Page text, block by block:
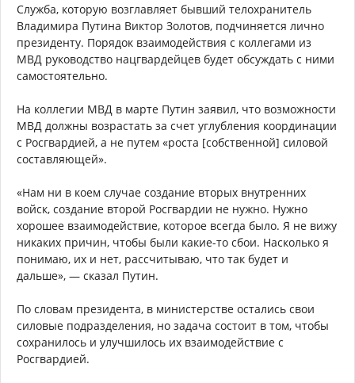
Служба, которую возглавляет бывший телохранитель
Владимира Путина Виктор Золотов, подчиняется лично
президенту. Порядок взаимодействия с коллегами из
МВД руководство нацгвардейцев будет обсуждать с ними
самостоятельно.
На коллегии МВД в марте Путин заявил, что возможности
МВД должны возрастать за счет углубления координации
с Росгвардией, а не путем «роста [собственной] силовой
составляющей».
«Нам ни в коем случае создание вторых внутренних
войск, создание второй Росгвардии не нужно. Нужно
хорошее взаимодействие, которое всегда было. Я не вижу
никаких причин, чтобы были какие-то сбои. Насколько я
понимаю, их и нет, рассчитываю, что так будет и
дальше», — сказал Путин.
По словам президента, в министерстве остались свои
силовые подразделения, но задача состоит в том, чтобы
сохранилось и улучшилось их взаимодействие с
Росгвардией.